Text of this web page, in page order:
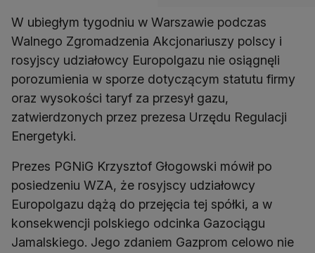
W ubiegłym tygodniu w Warszawie podczas
Walnego Zgromadzenia Akcjonariuszy polscy i
rosyjscy udziałowcy Europolgazu nie osiągnęli
porozumienia w sporze dotyczącym statutu firmy
oraz wysokości taryf za przesył gazu,
zatwierdzonych przez prezesa Urzędu Regulacji
Energetyki.
Prezes PGNiG Krzysztof Głogowski mówił po
posiedzeniu WZA, że rosyjscy udziałowcy
Europolgazu dążą do przejęcia tej spółki, a w
konsekwencji polskiego odcinka Gazociągu
Jamalskiego. Jego zdaniem Gazprom celowo nie